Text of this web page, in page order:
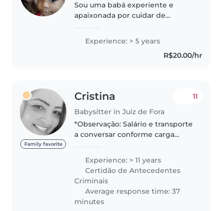
Sou uma babá experiente e
apaixonada por cuidar de
experiência trabalhando com
bebês, crianças pequenas, pré-
escolares e escolares, incluindo
Experience: > 5 years
R$20.00/hr
Family favorite
Cristina
Babysitter in Juiz de Fora
11
*Observação: Salário e transporte
a conversar conforme carga
Meu contato: 3299117-2003 Grata!
Sou enfermeira, especialista em
algumas áreas *como..
Experience: > 11 years
Certidão de Antecedentes
Criminais
Average response time: 37
minutes